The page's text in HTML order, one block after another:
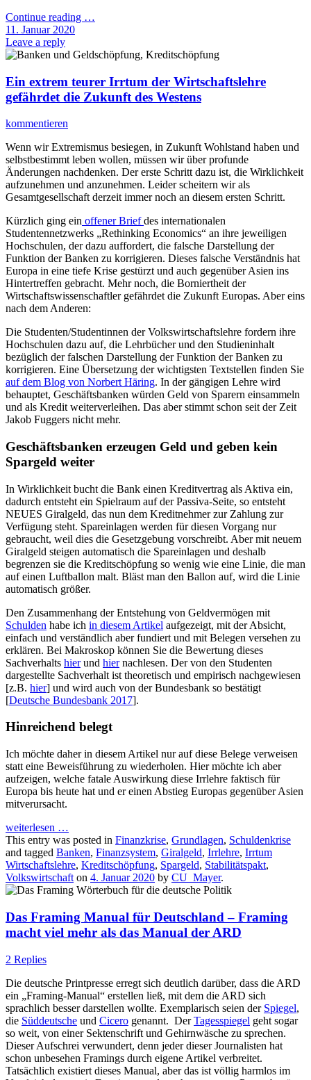
Continue reading …
11. Januar 2020
Leave a reply
Ein extrem teurer Irrtum der Wirtschaftslehre
gefährdet die Zukunft des Westens
kommentieren
Wenn wir Extremismus besiegen, in Zukunft Wohlstand haben und
selbstbestimmt leben wollen, müssen wir über profunde
Änderungen nachdenken. Der erste Schritt dazu ist, die Wirklichkeit
aufzunehmen und anzunehmen. Leider scheitern wir als
Gesamtgesellschaft derzeit immer noch an diesem ersten Schritt.
Kürzlich ging ein offener Briefdes internationalen
Studentennetzwerks „Rethinking Economics“ an ihre jeweiligen
Hochschulen, der dazu auffordert, die falsche Darstellung der
Funktion der Banken zu korrigieren. Dieses falsche Verständnis hat
Europa in eine tiefe Krise gestürzt und auch gegenüber Asien ins
Hintertreffen gebracht. Mehr noch, die Borniertheit der
Wirtschaftswissenschaftler gefährdet die Zukunft Europas. Aber eins
nach dem Anderen:
Die Studenten/Studentinnen der Volkswirtschaftslehre fordern ihre
Hochschulen dazu auf, die Lehrbücher und den Studieninhalt
bezüglich der falschen Darstellung der Funktion der Banken zu
korrigieren. Eine Übersetzung der wichtigsten Textstellen finden Sie
auf dem Blog von Norbert Häring. In der gängigen Lehre wird
behauptet, Geschäftsbanken würden Geld von Sparern einsammeln
und als Kredit weiterverleihen. Das aber stimmt schon seit der Zeit
Jakob Fuggers nicht mehr.
Geschäftsbanken erzeugen Geld und geben kein
Spargeld weiter
In Wirklichkeit bucht die Bank einen Kreditvertrag als Aktiva ein,
dadurch entsteht ein Spielraum auf der Passiva-Seite, so entsteht
NEUES Giralgeld, das nun dem Kreditnehmer zur Zahlung zur
Verfügung steht. Spareinlagen werden für diesen Vorgang nur
gebraucht, weil dies die Gesetzgebung vorschreibt. Aber mit neuem
Giralgeld steigen automatisch die Spareinlagen und deshalb
begrenzen sie die Kreditschöpfung so wenig wie eine Linie, die man
auf einen Luftballon malt. Bläst man den Ballon auf, wird die Linie
automatisch größer.
Den Zusammenhang der Entstehung von Geldvermögen mit
Schulden habe ich in diesem Artikel aufgezeigt, mit der Absicht,
einfach und verständlich aber fundiert und mit Belegen versehen zu
erklären. Bei Makroskop können Sie die Bewertung dieses
Sachverhalts hierund hiernachlesen. Der von den Studenten
dargestellte Sachverhalt ist theoretisch und empirisch nachgewiesen
[z.B. hier] und wird auch von der Bundesbank so bestätigt
[Deutsche Bundesbank 2017].
Hinreichend belegt
Ich möchte daher in diesem Artikel nur auf diese Belege verweisen
statt eine Beweisführung zu wiederholen. Hier möchte ich aber
aufzeigen, welche fatale Auswirkung diese Irrlehre faktisch für
Europa bis heute hat und er einen Abstieg Europas gegenüber Asien
mitverursacht.
weiterlesen …
This entry was posted in Finanzkrise, Grundlagen, Schuldenkrise
and tagged Banken, Finanzsystem, Giralgeld, Irrlehre, Irrtum
Wirtschaftslehre, Kreditschöpfung, Spargeld, Stabilitätspakt,
Volkswirtschaft on 4. Januar 2020 by CU_Mayer.
Das Framing Manual für Deutschland – Framing
macht viel mehr als das Manual der ARD
2 Replies
Die deutsche Printpresse erregt sich deutlich darüber, dass die ARD
ein „Framing-Manual“ erstellen ließ, mit dem die ARD sich
sprachlich besser darstellen wollte. Exemplarisch seien der Spiegel,
die Süddeutsche und Cicero genannt. DerTagesspiegel geht sogar
so weit, von einer Sektenschrift und Gehirnwäsche zu sprechen.
Dieser Aufschrei verwundert, denn jeder dieser Journalisten hat
schon unbesehen Framings durch eigene Artikel verbreitet.
Tatsächlich existiert dieses Manual, aber das ist völlig harmlos im